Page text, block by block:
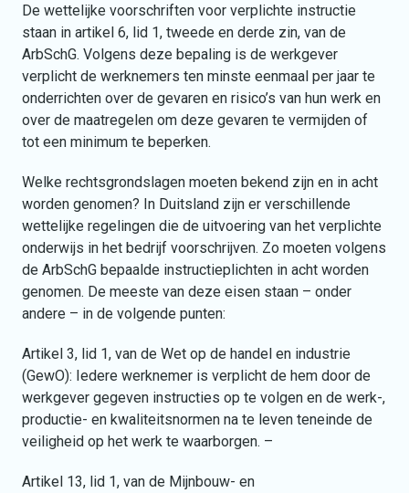
De wettelijke voorschriften voor verplichte instructie
staan in artikel 6, lid 1, tweede en derde zin, van de
ArbSchG. Volgens deze bepaling is de werkgever
verplicht de werknemers ten minste eenmaal per jaar te
onderrichten over de gevaren en risico’s van hun werk en
over de maatregelen om deze gevaren te vermijden of
tot een minimum te beperken.
Welke rechtsgrondslagen moeten bekend zijn en in acht
worden genomen? In Duitsland zijn er verschillende
wettelijke regelingen die de uitvoering van het verplichte
onderwijs in het bedrijf voorschrijven. Zo moeten volgens
de ArbSchG bepaalde instructieplichten in acht worden
genomen. De meeste van deze eisen staan – onder
andere – in de volgende punten:
Artikel 3, lid 1, van de Wet op de handel en industrie
(GewO): Iedere werknemer is verplicht de hem door de
werkgever gegeven instructies op te volgen en de werk-,
productie- en kwaliteitsnormen na te leven teneinde de
veiligheid op het werk te waarborgen. –
Artikel 13, lid 1, van de Mijnbouw- en